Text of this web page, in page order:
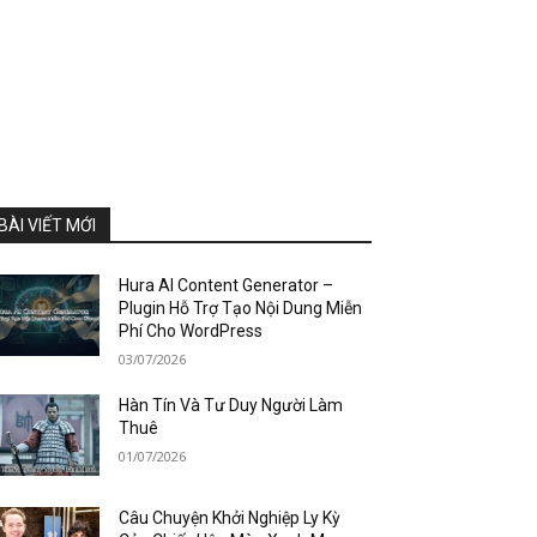
VIẾT MỚI
Hura AI Content Generator –
Plugin Hỗ Trợ Tạo Nội Dung Miễn
Phí Cho WordPress
03/07/2026
Hàn Tín Và Tư Duy Người Làm
Thuê
01/07/2026
Câu Chuyện Khởi Nghiệp Ly Kỳ